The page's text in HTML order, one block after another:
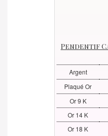
Pendentif
Argent
Plaqué Or
Or 9 K
Or 14 K
Or 18 K